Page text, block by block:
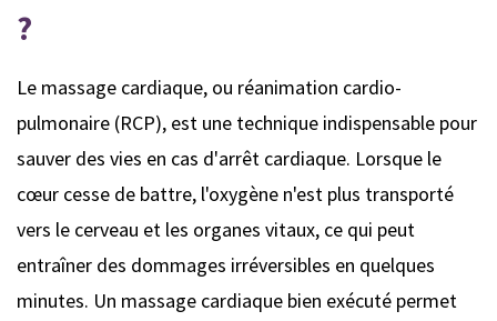
?
Le massage cardiaque, ou réanimation cardio-
pulmonaire (RCP), est une technique indispensable pour
sauver des vies en cas d'arrêt cardiaque. Lorsque le
cœur cesse de battre, l'oxygène n'est plus transporté
vers le cerveau et les organes vitaux, ce qui peut
entraîner des dommages irréversibles en quelques
minutes. Un massage cardiaque bien exécuté permet